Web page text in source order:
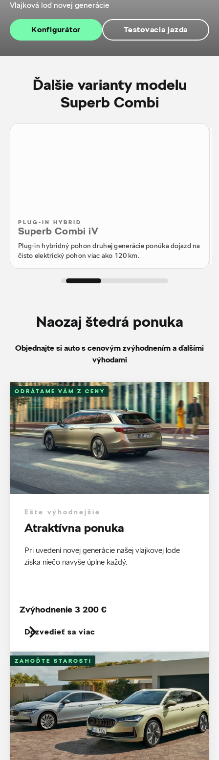
Vlajková loď novej generácie
Konfigurátor Testovacia jazda
Ďalšie varianty modelu
Superb Combi
PLUG-IN HYBRID
Superb Combi iV
Plug-in hybridný pohon druhej generácie ponúka dojazd na
čisto elektrický pohon viac ako 120 km.
Naozaj štedrá ponuka
Objednajte si auto s cenovým zvýhodnením a ďalšími
výhodami
ODRÁTAME VÁM Z CENY
Ešte výhodnejšie
Atraktívna ponuka
Pri uvedení novej generácie našej vlajkovej lode
získa niečo navyše úplne každý.
Dozvedieť sa viac
Zvýhodnenie 3 200 €
ZAHOĎTE STAROSTI